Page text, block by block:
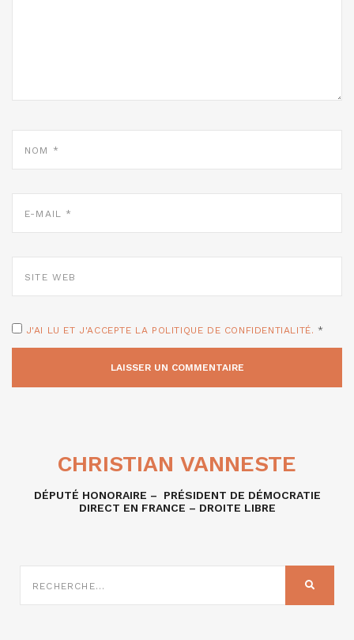
MAIL
WEB
J'AI LU ET J'ACCEPTE LA POLITIQUE DE CONFIDENTIALITÉ. *
CHRISTIAN VANNESTE
DÉPUTÉ HONORAIRE – PRÉSIDENT DE DÉMOCRATIE
DIRECT EN FRANCE – DROITE LIBRE
SUR